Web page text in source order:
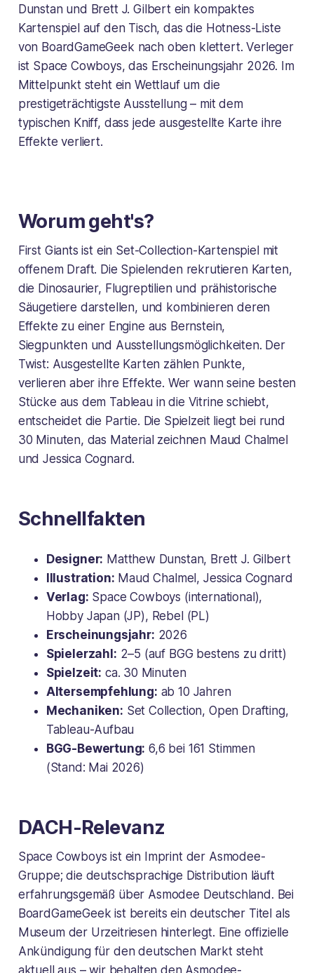
Dunstan und Brett J. Gilbert ein kompaktes
Kartenspiel auf den Tisch, das die Hotness-Liste
von BoardGameGeek nach oben klettert. Verleger
ist Space Cowboys, das Erscheinungsjahr 2026. Im
Mittelpunkt steht ein Wettlauf um die
prestigeträchtigste Ausstellung – mit dem
typischen Kniff, dass jede ausgestellte Karte ihre
Effekte verliert.
Worum geht's?
First Giants ist ein Set-Collection-Kartenspiel mit
offenem Draft. Die Spielenden rekrutieren Karten,
die Dinosaurier, Flugreptilien und prähistorische
Säugetiere darstellen, und kombinieren deren
Effekte zu einer Engine aus Bernstein,
Siegpunkten und Ausstellungsmöglichkeiten. Der
Twist: Ausgestellte Karten zählen Punkte,
verlieren aber ihre Effekte. Wer wann seine besten
Stücke aus dem Tableau in die Vitrine schiebt,
entscheidet die Partie. Die Spielzeit liegt bei rund
30 Minuten, das Material zeichnen Maud Chalmel
und Jessica Cognard.
Schnellfakten
Designer: Matthew Dunstan, Brett J. Gilbert
Illustration: Maud Chalmel, Jessica Cognard
Verlag: Space Cowboys (international),
Hobby Japan (JP), Rebel (PL)
Erscheinungsjahr: 2026
Spielerzahl: 2–5 (auf BGG bestens zu dritt)
Spielzeit: ca. 30 Minuten
Altersempfehlung: ab 10 Jahren
Mechaniken: Set Collection, Open Drafting,
Tableau-Aufbau
BGG-Bewertung: 6,6 bei 161 Stimmen
(Stand: Mai 2026)
DACH-Relevanz
Space Cowboys ist ein Imprint der Asmodee-
Gruppe; die deutschsprachige Distribution läuft
erfahrungsgemäß über Asmodee Deutschland. Bei
BoardGameGeek ist bereits ein deutscher Titel als
Museum der Urzeitriesenhinterlegt. Eine offizielle
Ankündigung für den deutschen Markt steht
aktuell aus – wir behalten den Asmodee-